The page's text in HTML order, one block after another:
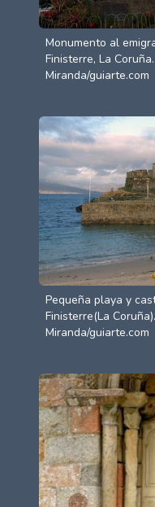
Monumento al
Finisterre, La
Miranda/guiarte.com
Pequeña playa y
Finisterre(La
Miranda/guiarte.com